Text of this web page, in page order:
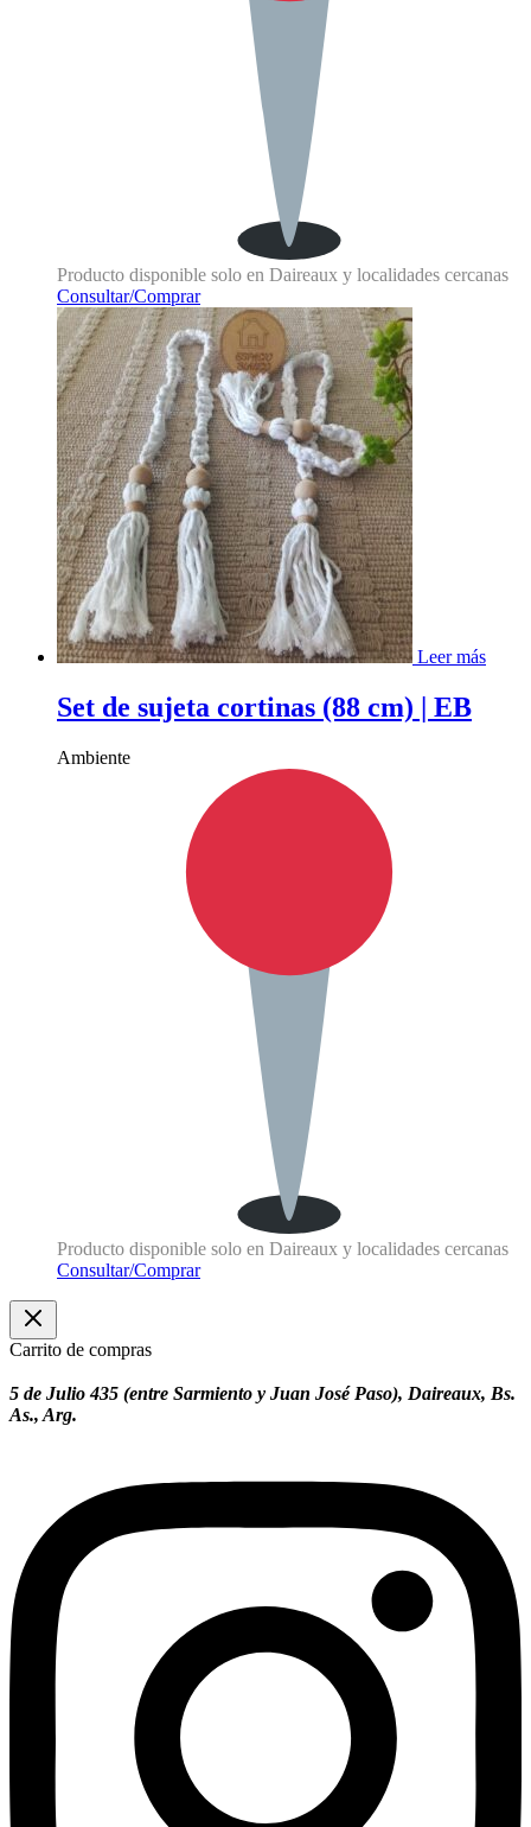
Producto disponible solo en Daireaux y localidades cercanas
Consultar/Comprar
Leer más
Set de sujeta cortinas (88 cm) | EB
Ambiente
Producto disponible solo en Daireaux y localidades cercanas
Consultar/Comprar
Carrito de compras
5 de Julio 435 (entre Sarmiento y Juan José Paso), Daireaux, Bs.
As., Arg.